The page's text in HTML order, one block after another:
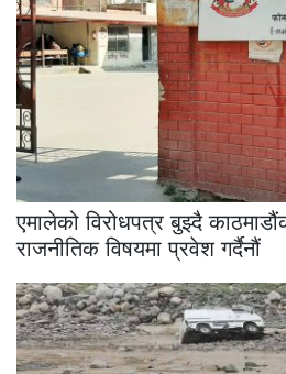
एमालेको विरोधपत्र बुझ्दै
राजनीतिक विषयमा प्रवेश गर्दैनौं